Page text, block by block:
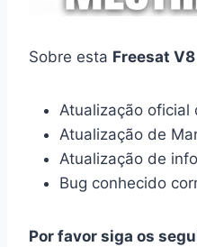
Sobre esta Freesat
Atualização oficial
Atualização de
Atualização de
Bug conhecido
Por favor siga os